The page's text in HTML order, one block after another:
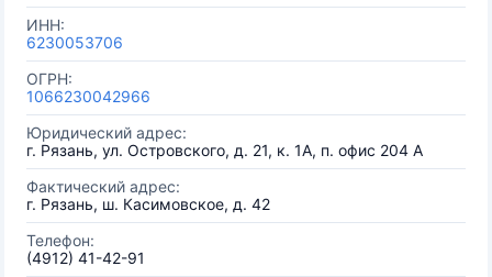
ИНН:
6230053706
ОГРН:
1066230042966
Юридический адрес:
г. Рязань, ул. Островского, д. 21, к. 1А, п. офис 204 А
Фактический адрес:
г. Рязань, ш. Касимовское, д. 42
Телефон:
(4912) 41-42-91